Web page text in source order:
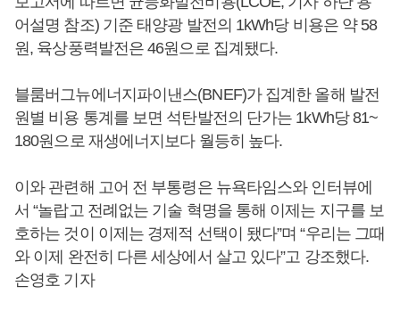
어설명 참조) 기준 태양광 발전의 1kWh당 비용은 약 58
원, 육상풍력발전은 46원으로 집계됐다.
블룸버그뉴에너지파이낸스(BNEF)가 집계한 올해 발전
원별 비용 통계를 보면 석탄발전의 단가는 1kWh당 81~
180원으로 재생에너지보다 월등히 높다.
이와 관련해 고어 전 부통령은 뉴욕타임스와 인터뷰에
서 “놀랍고 전례없는 기술 혁명을 통해 이제는 지구를 보
호하는 것이 이제는 경제적 선택이 됐다”며 “우리는 그때
와 이제 완전히 다른 세상에서 살고 있다”고 강조했다.
손영호 기자